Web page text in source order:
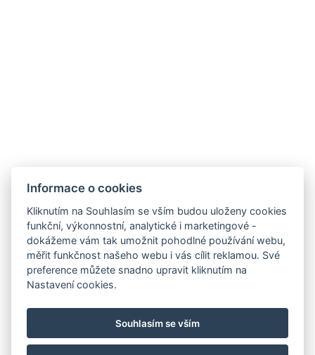
Carlsbad INN hotel & apartments
Široká 240/2
362 63 Dalovice
Telefon:+ 420 602 157 101
recepce@carlsbadinn.cz
Informace o cookies
Kliknutím na Souhlasím se vším budou uloženy cookies
funkční, výkonnostní, analytické i marketingové -
dokážeme vám tak umožnit pohodlné používání webu,
měřit funkčnost našeho webu i vás cílit reklamou. Své
preference můžete snadno upravit kliknutím na
Nastavení cookies.
Souhlasím se vším